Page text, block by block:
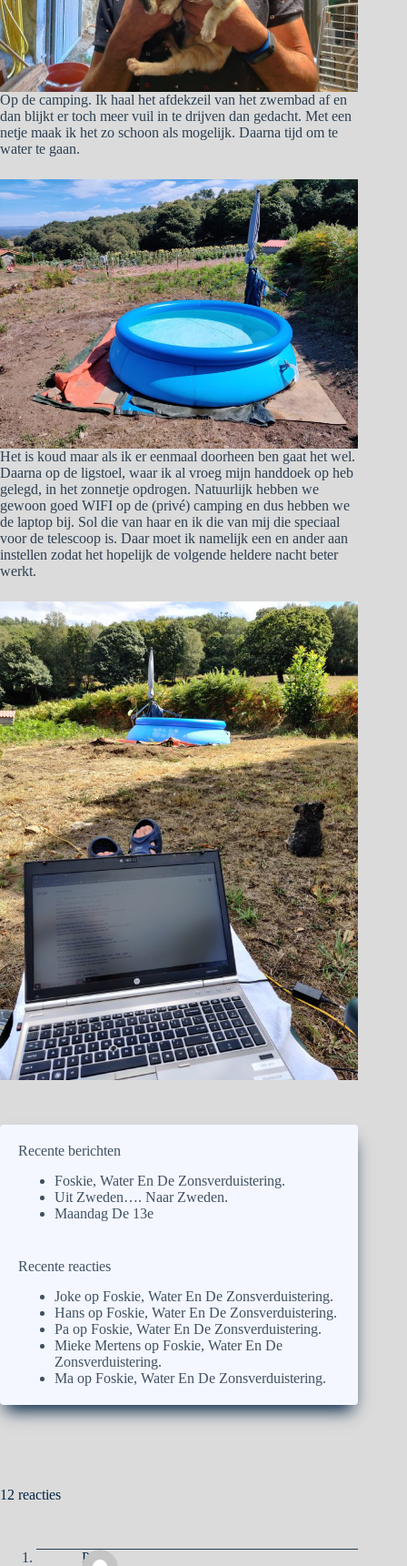
Op de camping. Ik haal het afdekzeil van het zwembad af en
dan blijkt er toch meer vuil in te drijven dan gedacht. Met een
netje maak ik het zo schoon als mogelijk. Daarna tijd om te
water te gaan.
Het is koud maar als ik er eenmaal doorheen ben gaat het wel.
Daarna op de ligstoel, waar ik al vroeg mijn handdoek op heb
gelegd, in het zonnetje opdrogen. Natuurlijk hebben we
gewoon goed WIFI op de (privé) camping en dus hebben we
de laptop bij. Sol die van haar en ik die van mij die speciaal
voor de telescoop is. Daar moet ik namelijk een en ander aan
instellen zodat het hopelijk de volgende heldere nacht beter
werkt.
Recente berichten
Foskie, Water En De Zonsverduistering.
Uit Zweden…. Naar Zweden.
Maandag De 13e
Recente reacties
Joke op Foskie, Water En De Zonsverduistering.
Hans op Foskie, Water En De Zonsverduistering.
Pa op Foskie, Water En De Zonsverduistering.
Mieke Mertens op Foskie, Water En De
Zonsverduistering.
Ma op Foskie, Water En De Zonsverduistering.
12 reacties
Pa